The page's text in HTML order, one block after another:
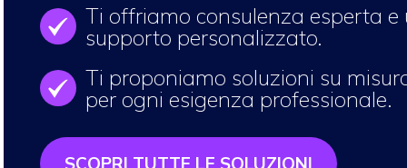
OK
Ti offriamo consulenza esperta e
supporto personalizzato.
OK
Ti proponiamo soluzioni su
per ogni esigenza professionale.
SCOPRI TUTTE LE SOLUZIONI